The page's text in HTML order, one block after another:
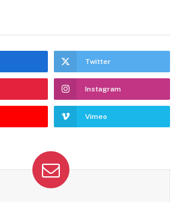
Twitter
Instagram
Vimeo